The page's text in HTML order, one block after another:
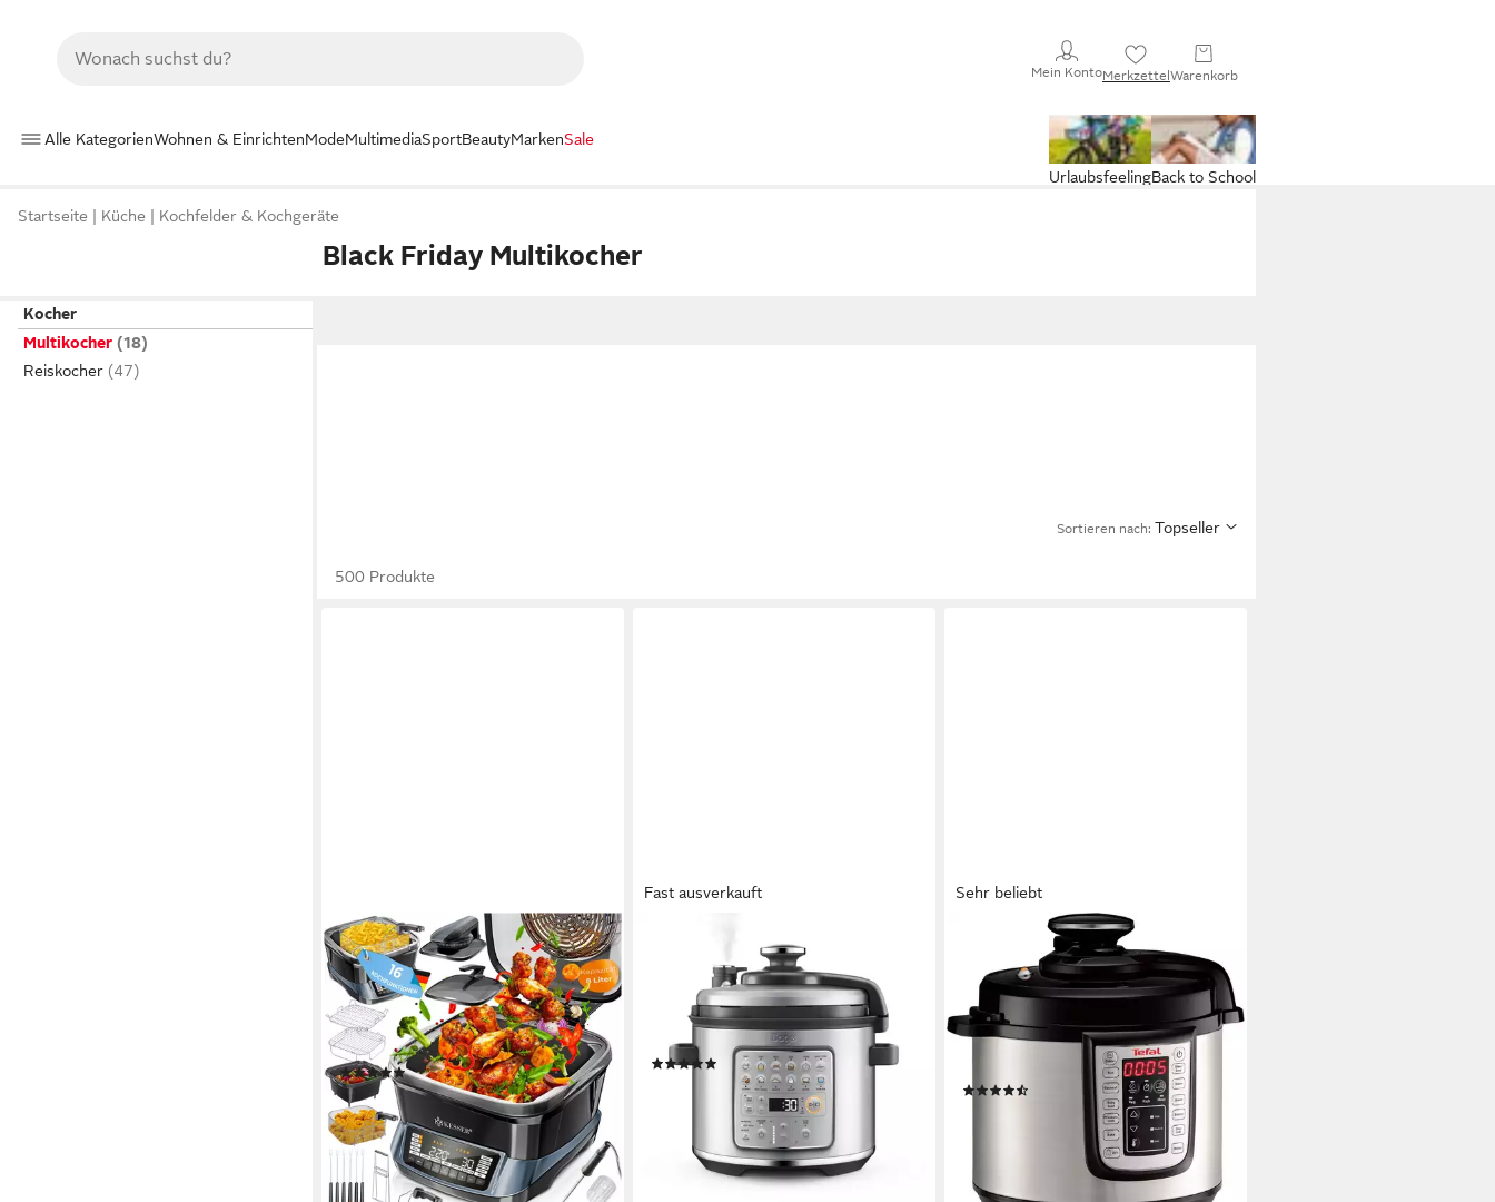
Mein KontoMerkzettelWarenkorb
Alle KategorienWohnen & EinrichtenModeMultimediaSportBeautyMarkenSale
Back to School
Urlaubsfeeling
Startseite Küche Kochfelder & Kochgeräte
Black Friday Multikocher
Kocher
Multikocher
Reiskocher
Sortieren nach: Topseller
500 Produkte
KESSER
Multikocher Küchengerät mit 16
Programmen Grillen, Backen,
Schmoren, Dampfgaren
1800 W Leistung
(7)
134,80 € UVP249,80 €
12,31 €mtl. in 12 Raten
-46%
lieferbar - in 4-5 Werktagen bei dir
Fast ausverkauft
Multikocher SPR680BSS
Schnellkochtopf, Dampfgarer
1100 W Leistung
Leistungsstufen
mtl. in 12 Raten
lieferbar - in 2-3 Werktagen bei dir
Sehr beliebt
Multikocher Fast & Delicious inkl.
Reislöffel, Untersetzer, Messbecher
& Rezepten
1200 W Leistung
149,99 €
lieferbar - in 2-3 Werktagen bei dir